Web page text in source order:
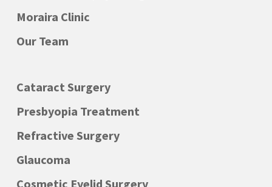
Moraira Clinic
Our Team
Cataract Surgery
Presbyopia Treatment
Refractive Surgery
Glaucoma
Cosmetic Eyelid Surgery